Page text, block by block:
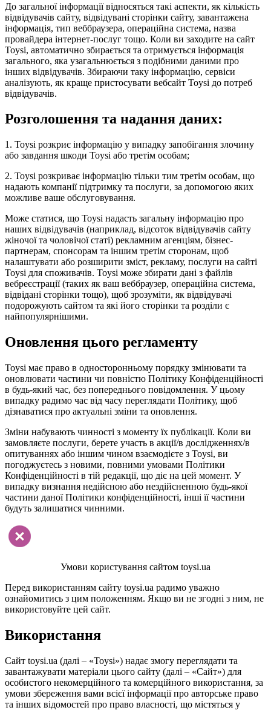
До загальної інформації відносяться такі аспекти, як кількість
відвідувачів сайту, відвідувані сторінки сайту, завантажена
інформація, тип веббраузера, операційна система, назва
провайдера інтернет-послуг тощо. Коли ви заходите на сайт
Toysi, автоматично збирається та отримується інформація
загального, яка узагальнюється з подібними даними про
інших відвідувачів. Збираючи таку інформацію, сервіси
аналізують, як краще пристосувати вебсайт Toysi до потреб
відвідувачів.
Розголошення та надання даних:
1. Toysi розкриє інформацію у випадку запобігання злочину
або завдання шкоди Toysi або третім особам;
2. Toysi розкриває інформацію тільки тим третім особам, що
надають компанії підтримку та послуги, за допомогою яких
можливе ваше обслуговування.
Може статися, що Toysi надасть загальну інформацію про
наших відвідувачів (наприклад, відсоток відвідувачів сайту
жіночої та чоловічої статі) рекламним агенціям, бізнес-
партнерам, спонсорам та іншим третім сторонам, щоб
налаштувати або розширити зміст, рекламу, послуги на сайті
Toysi для споживачів. Toysi може збирати дані з файлів
вебреєстрації (таких як ваш веббраузер, операційна система,
відвідані сторінки тощо), щоб зрозуміти, як відвідувачі
подорожують сайтом та які його сторінки та розділи є
найпопулярнішими.
Оновлення цього регламенту
Toysi має право в односторонньому порядку змінювати та
оновлювати частини чи повністю Політику Конфіденційності
в будь-який час, без попереднього повідомлення. У цьому
випадку радимо час від часу переглядати Політику, щоб
дізнаватися про актуальні зміни та оновлення.
Зміни набувають чинності з моменту їх публікації. Коли ви
замовляєте послуги, берете участь в акції/в дослідженнях/в
опитуваннях або іншим чином взаємодієте з Toysi, ви
погоджуєтесь з новими, повними умовами Політики
Конфіденційності в тій редакції, що діє на цей момент. У
випадку визнання недійсною або нездійсненною будь-якої
частини даної Політики конфіденційності, інші її частини
будуть залишатися чинними.
Умови користування сайтом toysi.ua
Перед використанням сайту toysi.ua радимо уважно
ознайомитись з цим положенням. Якщо ви не згодні з ним, не
використовуйте цей сайт.
Використання
Сайт toysi.ua (далі – «Toysi») надає змогу переглядати та
завантажувати матеріали цього сайту (далі – «Сайт») для
особистого некомерційного та комерційного використання, за
умови збереження вами всієї інформації про авторське право
та інших відомостей про право власності, що містяться у